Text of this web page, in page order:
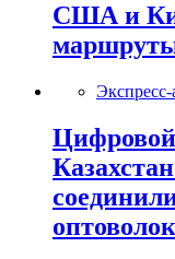
США и
Экспресс-